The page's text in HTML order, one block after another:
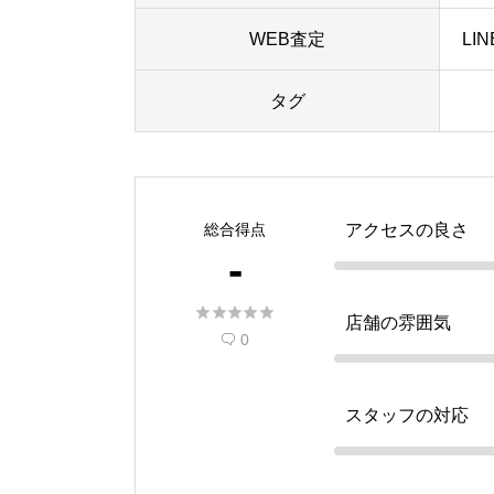
WEB査定
タグ
総合得点
-

 0
アクセスの良さ
店舗の雰囲気
スタッフの対応